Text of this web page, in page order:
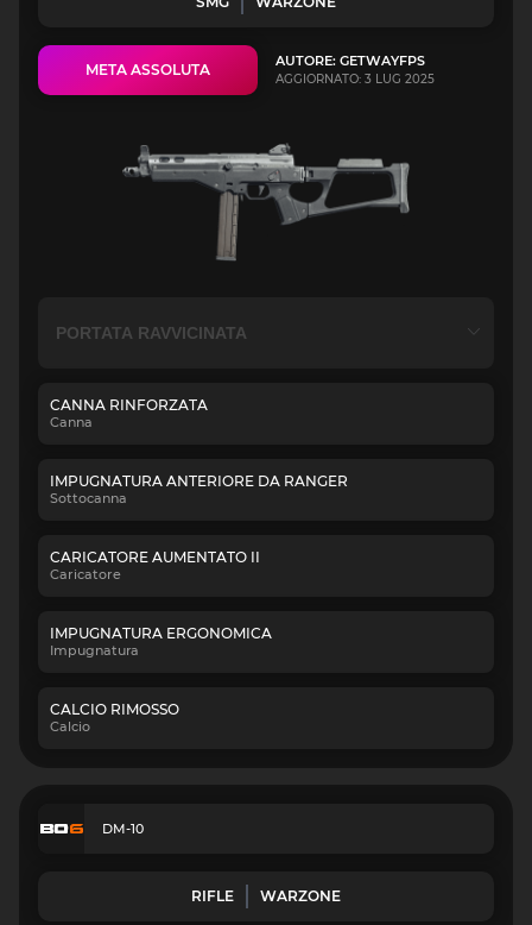
META ASSOLUTA AUTORE: GETWAYFPS
AGGIORNATO: 3 LUG 2025
CANNA RINFORZATA
Canna
IMPUGNATURA ANTERIORE DA RANGER
Sottocanna
CARICATORE AUMENTATO II
Caricatore
IMPUGNATURA ERGONOMICA
Impugnatura
CALCIO RIMOSSO
Calcio
DM-10
RIFLE WARZONE